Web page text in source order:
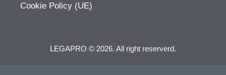
Cookie Policy (UE)
LEGAPRO © 2026. All right reserverd.